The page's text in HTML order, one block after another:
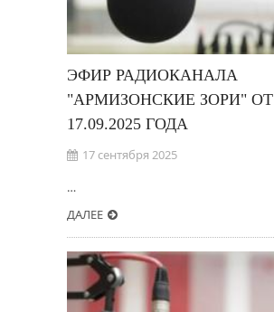
ЭФИР РАДИОКАНАЛА
"АРМИЗОНСКИЕ ЗОРИ" ОТ
17.09.2025 ГОДА
17 сентября 2025
…
ДАЛЕЕ